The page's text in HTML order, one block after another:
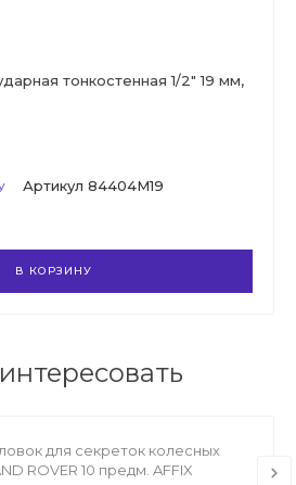
тонкостенная 1/2" 19 мм,
Артикул 84404M19
В КОРЗИНУ
для секреток колесных
ROVER 10 предм. AFFIX